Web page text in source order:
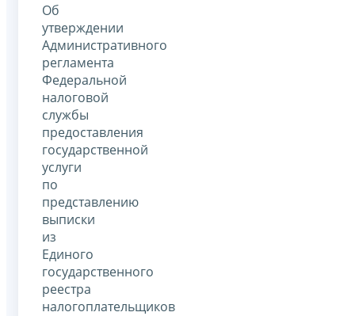
Об
утверждении
Административного
регламента
Федеральной
налоговой
службы
предоставления
государственной
услуги
по
представлению
выписки
из
Единого
государственного
реестра
налогоплательщиков